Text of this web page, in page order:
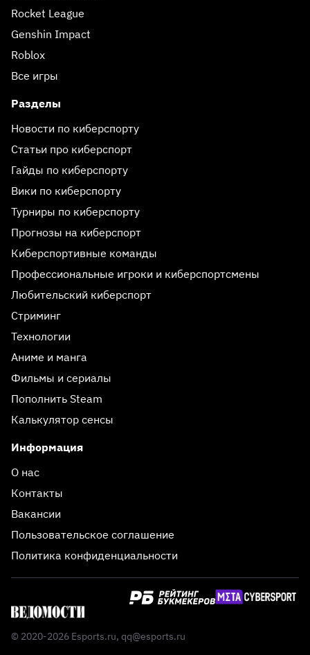
Rocket League
Genshin Impact
Roblox
Все игры
Разделы
Новости по киберспорту
Статьи про киберспорт
Гайды по киберспорту
Вики по киберспорту
Турниры по киберспорту
Прогнозы на киберспорт
Киберспортивные команды
Профессиональные игроки и киберспортсмены
Любительский киберспорт
Стриминг
Технологии
Аниме и манга
Фильмы и сериалы
Пополнить Steam
Калькулятор сенсы
Информация
О нас
Контакты
Вакансии
Пользовательское соглашение
Политика конфиденциальности
© 2020-2026 Esports.ru, qq@esports.ru